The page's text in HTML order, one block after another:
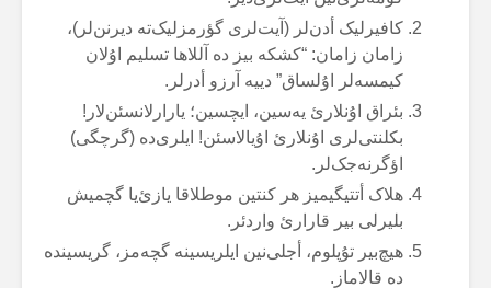
کافیرلیک أدن‌لر (آیت‌لری گؤرمزلیک‌تە دیرنن‌لر)،
زامان زامان: “کشکە بیز دە آللاها تسلیم اۇلان
کیمسەلر اۇلساق” دییە آرزو أدرلر.
بئراق اۇنلارئ یەسین، ایچسین؛ یارارلانسئن‌لار!
بکلنتی‌لری اۇنلارئ اۇیالاسئن! ایلری‌دە (گرچگی)
اؤگرنەجک‌لر.
هلاک أتتیگیمیز هر کنتین موطلاقا یازئ‌یا گچمیش
بلیرلی بیر قارارئ واردئر.
هیچ‌بیر تۇپلوم، أجلی‌نین ایلریسینە گچەمز، گریسیندە
دە قالاماز.